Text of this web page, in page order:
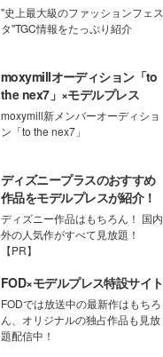
デルプレス
"史上最大級のファッションフェス
タ"TGC情報をたっぷり紹介
moxymillオーディション「to
the nex7」×モデルプレス
moxymill新メンバーオーディショ
ン「to the nex7」
ディズニープラスのおすすめ
作品をモデルプレスが紹介！
ディズニー作品はもちろん！ 国内
外の人気作がすべて見放題！
【PR】
FOD×モデルプレス特設サイト
FODでは放送中の最新作はもちろ
ん、オリジナルの独占作品も見放
題配信中！